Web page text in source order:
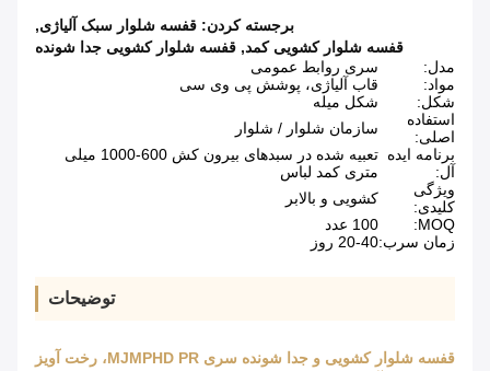
برجسته کردن: قفسه شلوار سبک آلیاژی,
قفسه شلوار کشویی کمد, قفسه شلوار کشویی جدا شونده
مدل:
سری روابط عمومی
مواد:
قاب آلیاژی، پوشش پی وی سی
شکل:
شکل میله
استفاده
اصلی:
سازمان شلوار / شلوار
برنامه ایده
آل:
تعبیه شده در سبدهای بیرون کش 600-1000 میلی
متری کمد لباس
ویژگی
کلیدی:
کشویی و بالابر
MOQ:
100 عدد
زمان سرب:20-40 روز
توضیحات
قفسه شلوار کشویی و جدا شونده سری MJMPHD PR، رخت آویز